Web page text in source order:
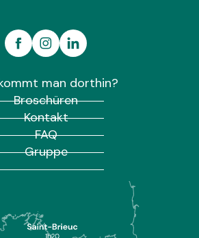
man dorthin?
Broschüren
Kontakt
FAQ
Gruppe